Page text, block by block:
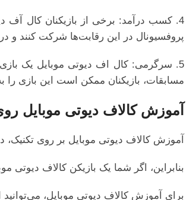
4. کسب درآمد: برخی از بازیکنان کال آف
پروفسیونال در این رقابت‌ها شرکت کنند و
5. سرگرمی: کال اف دیوتی موبایل یک
مسابقات، بازیکنان ممکن است این بازی را
آموزش کالاف دیوتی موبایل
آموزش کالاف دیوتی موبایل بر روی
بنابراین، اگر شما یک بازیکن کالاف دیوتی
برای آموزش کالاف دیوتی موبایل، می‌توانید